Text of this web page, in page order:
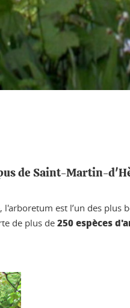
de Saint-Martin-
est l’un des plus
de plus de 250 espèces